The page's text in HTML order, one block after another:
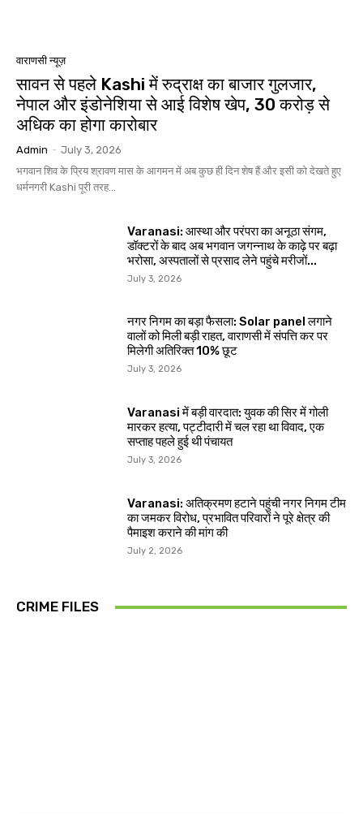
वाराणसी न्यूज़
सावन से पहले Kashi में रुद्राक्ष का बाजार गुलजार,
नेपाल और इंडोनेशिया से आई विशेष खेप, 30 करोड़ से
अधिक का होगा कारोबार
Admin - July 3, 2026
भगवान शिव के प्रिय श्रावण मास के आगमन में अब कुछ ही दिन शेष हैं और इसी को देखते हुए
धर्मनगरी Kashi पूरी तरह...
Varanasi: आस्था और परंपरा का अनूठा संगम,
डॉक्टरों के बाद अब भगवान जगन्नाथ के काढ़े पर बढ़ा
भरोसा, अस्पतालों से प्रसाद लेने पहुंचे मरीजों...
July 3, 2026
नगर निगम का बड़ा फैसला: Solar panel लगाने
वालों को मिली बड़ी राहत, वाराणसी में संपत्ति कर पर
मिलेगी अतिरिक्त 10% छूट
July 3, 2026
Varanasi में बड़ी वारदात: युवक की सिर में गोली
मारकर हत्या, पट्टीदारी में चल रहा था विवाद, एक
सप्ताह पहले हुई थी पंचायत
July 3, 2026
Varanasi: अतिक्रमण हटाने पहुंची नगर निगम टीम
का जमकर विरोध, प्रभावित परिवारों ने पूरे क्षेत्र की
पैमाइश कराने की मांग की
July 2, 2026
CRIME FILES